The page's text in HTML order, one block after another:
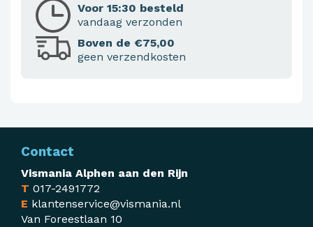
Voor 15:30 besteld
vandaag verzonden
Boven de €75,00
geen verzendkosten
Contact
Vismania Alphen aan den Rijn
T 017-2491772
E klantenservice@vismania.nl
Van Foreestlaan 10